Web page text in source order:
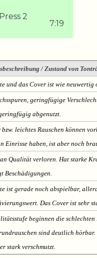
2
7:19
/ Zustand von
und das Cover ist wie
geringfügige
abgenutzt.
leichtes Rauschen können
Einrisse haben, ist aber noch
Qualität verloren. Hat starke
Beschädigungen.
ist gerade noch abspielbar,
Das Cover ist sehr
beginnen die
sind deutlich
stark verschmutzt.